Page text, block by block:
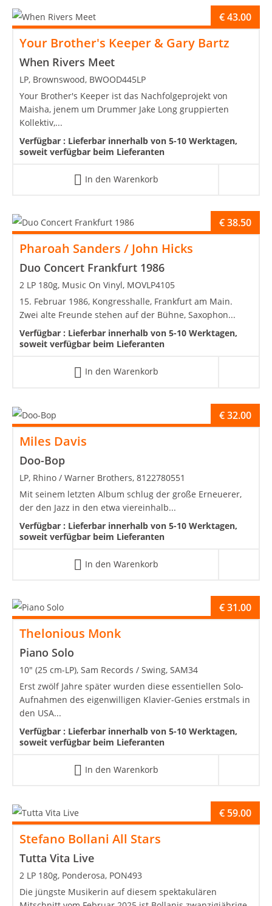
Your Brother's Keeper & Gary Bartz
When Rivers Meet
€43.00
LP, Brownswood, BWOOD445LP
Your Brother's Keeper ist das Nachfolgeprojekt von
Maisha, jenem um Drummer Jake Long gruppierten
Kollektiv,...
Verfügbar : Lieferbar innerhalb von 5-10 Werktagen,
soweit verfügbar beim Lieferanten
In den Warenkorb
Pharoah Sanders / John Hicks
Duo Concert Frankfurt 1986
€38.50
2 LP 180g, Music On Vinyl, MOVLP4105
15. Februar 1986, Kongresshalle, Frankfurt am Main.
Zwei alte Freunde stehen auf der Bühne, Saxophon...
Verfügbar : Lieferbar innerhalb von 5-10 Werktagen,
soweit verfügbar beim Lieferanten
In den Warenkorb
Miles Davis
Doo-Bop
€32.00
LP, Rhino / Warner Brothers, 8122780551
Mit seinem letzten Album schlug der große Erneuerer,
der den Jazz in den etwa viereinhalb...
Verfügbar : Lieferbar innerhalb von 5-10 Werktagen,
soweit verfügbar beim Lieferanten
In den Warenkorb
Thelonious Monk
Piano Solo
€31.00
10" (25 cm-LP), Sam Records / Swing, SAM34
Erst zwölf Jahre später wurden diese essentiellen Solo-
Aufnahmen des eigenwilligen Klavier-Genies erstmals in
den USA...
Verfügbar : Lieferbar innerhalb von 5-10 Werktagen,
soweit verfügbar beim Lieferanten
In den Warenkorb
Stefano Bollani All Stars
Tutta Vita Live
€ 59.00
2 LP 180g, Ponderosa, PON493
Die jüngste Musikerin auf diesem spektakulären